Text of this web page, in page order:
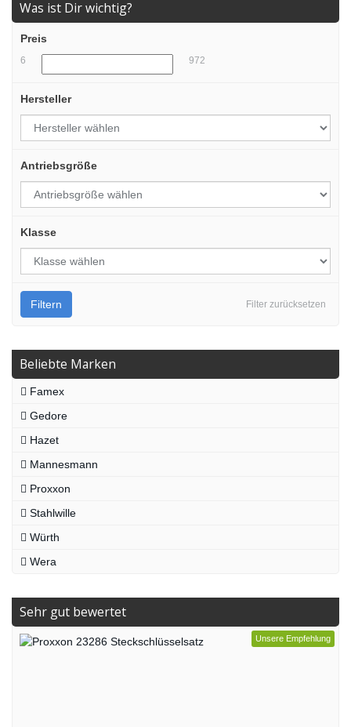
Was ist Dir wichtig?
Preis
6 972
Hersteller
Antriebsgröße
Klasse
Filter zurücksetzen
Filtern
Beliebte Marken
Famex
Gedore
Hazet
Mannesmann
Proxxon
Stahlwille
Würth
Wera
Sehr gut bewertet
Unsere Empfehlung